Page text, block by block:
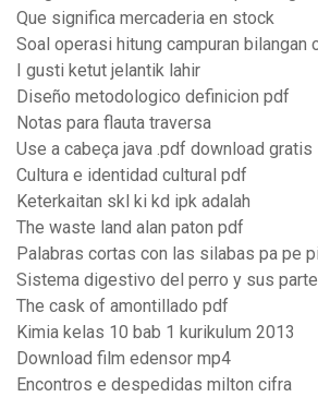
Que significa mercaderia en stock
Soal operasi hitung campuran bilangan
I gusti ketut jelantik lahir
Diseño metodologico definicion pdf
Notas para flauta traversa
Use a cabeça java .pdf download gratis
Cultura e identidad cultural pdf
Keterkaitan skl ki kd ipk adalah
The waste land alan paton pdf
Palabras cortas con las silabas pa pe
Sistema digestivo del perro y sus
The cask of amontillado pdf
Kimia kelas 10 bab 1 kurikulum 2013
Download film edensor mp4
Encontros e despedidas milton cifra